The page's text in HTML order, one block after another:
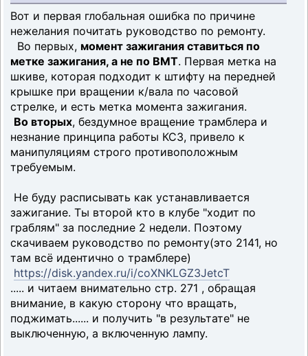
Вот и первая глобальная ошибка по причине
нежелания почитать руководство по ремонту.
Во первых, момент зажигания ставиться по
метке зажигания, а не по ВМТ. Первая метка на
шкиве, которая подходит к штифту на передней
крышке при вращении к/вала по часовой
стрелке, и есть метка момента зажигания.
Во вторых, бездумное вращение трамблера и
незнание принципа работы КСЗ, привело к
манипуляциям строго противоположным
требуемым.
Не буду расписывать как устанавливается
зажигание. Ты второй кто в клубе "ходит по
граблям" за последние 2 недели. Поэтому
скачиваем руководство по ремонту(это 2141, но
там всё идентично о трамблере)
https://disk.yandex.ru/i/coXNKLGZ3JetcT
..... и читаем внимательно стр. 271 , обращая
внимание, в какую сторону что вращать,
поджимать...... и получить "в результате" не
выключенную, а включенную лампу.